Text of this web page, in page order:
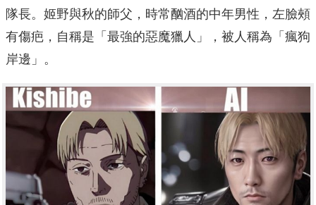
隊長。姬野與秋的師父，時常酗酒的中年男性，左臉頰
有傷疤，自稱是「最強的惡魔獵人」，被人稱為「瘋狗
岸邊」。